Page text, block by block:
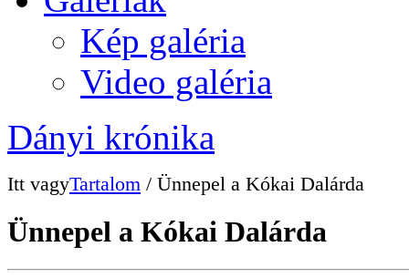
Kép galéria
Video galéria
Dányi krónika
Itt vagyTartalom / Ünnepel a Kókai Dalárda
Ünnepel a Kókai Dalárda